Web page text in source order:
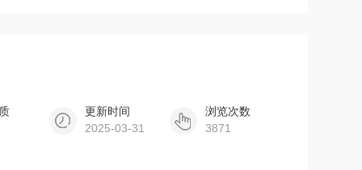
更新时间
2025-03-31
浏览次数
3871